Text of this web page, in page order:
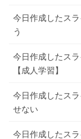
今日作成したス
う
今日作成したス
【成人学習】
今日作成したス
せない
今日作成したス